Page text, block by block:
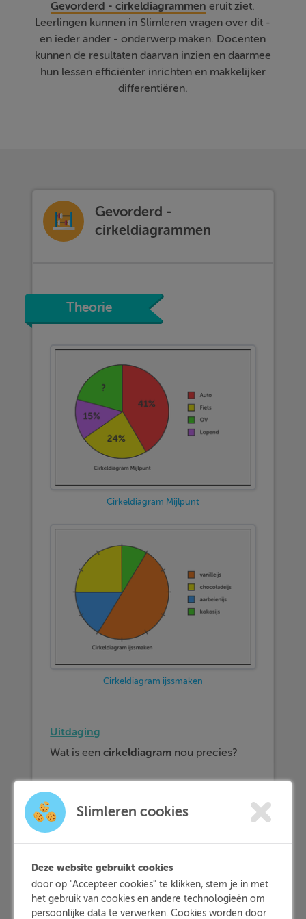
Gevorderd - cirkeldiagrammen eruit ziet.
Leerlingen kunnen in Slimleren vragen over dit -
en ieder ander - onderwerp maken. Docenten
kunnen de resultaten daarvan inzien en daarmee
hun lessen efficiënter inrichten en makkelijker
differentiëren.
Gevorderd -
cirkeldiagrammen
Theorie
Cirkeldiagram Mijlpunt
Cirkeldiagram ijssmaken
Uitdaging
Wat is eencirkeldiagram nou precies?
Methode
Een cirkeldiagram is een diagram in de
vorm van een
grootte van elk vak in een cirkeldiagram
geeft de hoeveelheid aan.
Een voorbeeld van een cirkeldiagram zie
Slimleren cookies
Deze website gebruikt cookies
door op "Accepteer cookies" te klikken, stem je in met
het gebruik van cookies en andere technologieën om
persoonlijke data te verwerken. Cookies worden door